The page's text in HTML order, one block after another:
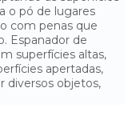
o pó de lugares
com penas que
Espanador de
superfícies altas,
apertadas,
diversos objetos,